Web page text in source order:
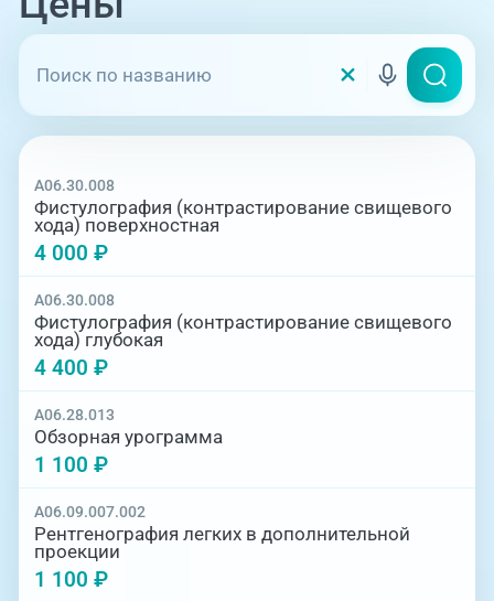
A06.30.008
Фистулография (контрастирование свищевого
хода) поверхностная
4 000 ₽
A06.30.008
Фистулография (контрастирование свищевого
хода) глубокая
4 400 ₽
A06.28.013
Обзорная урограмма
1 100 ₽
A06.09.007.002
Рентгенография легких в дополнительной
проекции
1 100 ₽